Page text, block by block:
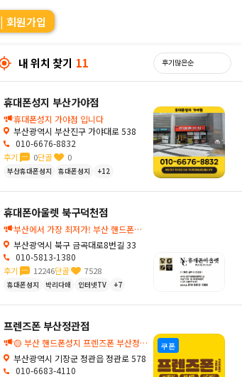
| 회원가입
내 위치 찾기 11
휴대폰성지 부산가야점
휴대폰성지 가야점 입니다
부산광역시 부산진구 가야대로 538
010-6676-8832
후기 0단골 0
부산휴대폰성지 휴대폰성지 +12
휴대폰아울렛 북구덕천점
부산에서 가장 최저가! 부산 핸드폰성지 휴대폰아울렛 부산덕천점🔍
부산광역시 북구 금곡대로8번길 33
010-5813-1380
후기 12246단골 7528
휴대폰성지 박리다매 인터넷TV +7
프렌즈폰 부산정관점
🟡 부산 핸드폰성지 프렌즈폰 부산정관점, 믿고 찾는 부산 휴대폰매장
부산광역시 기장군 정관읍 정관로 578
010-6683-4110
쿠폰